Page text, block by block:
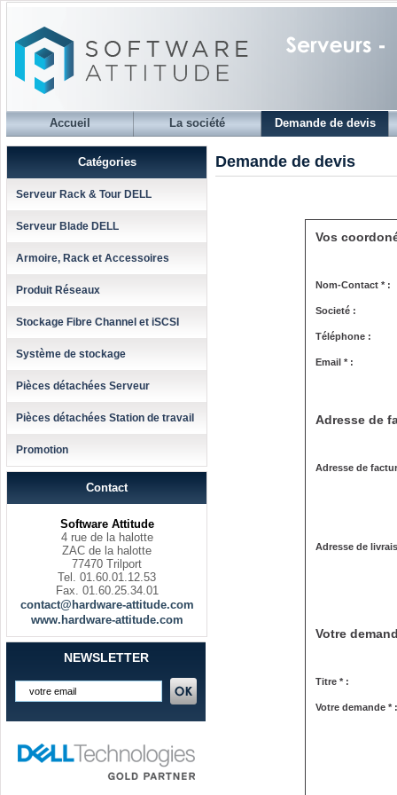
Accueil La société Demande de devis
Catégories
Serveur Rack & Tour DELL
Serveur Blade DELL
Armoire, Rack et Accessoires
Produit Réseaux
Stockage Fibre Channel et iSCSI
Système de stockage
Pièces détachées Serveur
Pièces détachées Station de travail
Promotion
Contact
Software Attitude
4 rue de la halotte
ZAC de la halotte
77470 Trilport
Tel. 01.60.01.12.53
Fax. 01.60.25.34.01
contact@hardware-attitude.com
www.hardware-attitude.com
NEWSLETTER
Demande de devis
Vos
Nom-Contact * :
Societé :
Téléphone :
Email * :
Adresse de
Adresse de
Adresse de
Votre
Titre * :
Votre demande * :